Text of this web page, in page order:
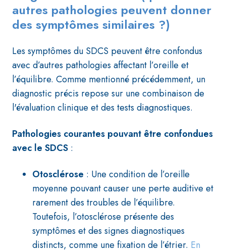
autres pathologies peuvent donner
des symptômes similaires ?)
Les symptômes du SDCS peuvent être confondus
avec d’autres pathologies affectant l’oreille et
l’équilibre. Comme mentionné précédemment, un
diagnostic précis repose sur une combinaison de
l'évaluation clinique et des tests diagnostiques.
Pathologies courantes pouvant être confondues
avec le SDCS :
Otosclérose : Une condition de l’oreille
moyenne pouvant causer une perte auditive et
rarement des troubles de l’équilibre.
Toutefois, l’otosclérose présente des
symptômes et des signes diagnostiques
distincts, comme une fixation de l’étrier. En